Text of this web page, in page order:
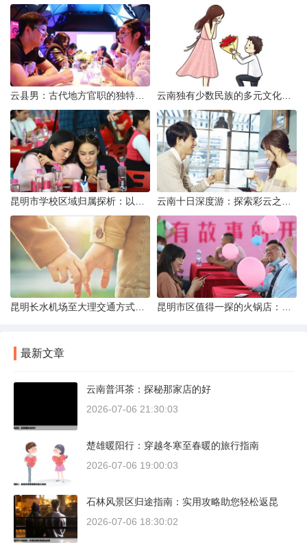
最新文章
云南普洱茶：探秘那家店的好
2026-07-06 21:30:03
楚雄暖阳行：穿越冬寒至春暖的旅行指南
2026-07-06 19:00:03
石林风景区归途指南：实用攻略助您轻松返昆
2026-07-06 18:30:02